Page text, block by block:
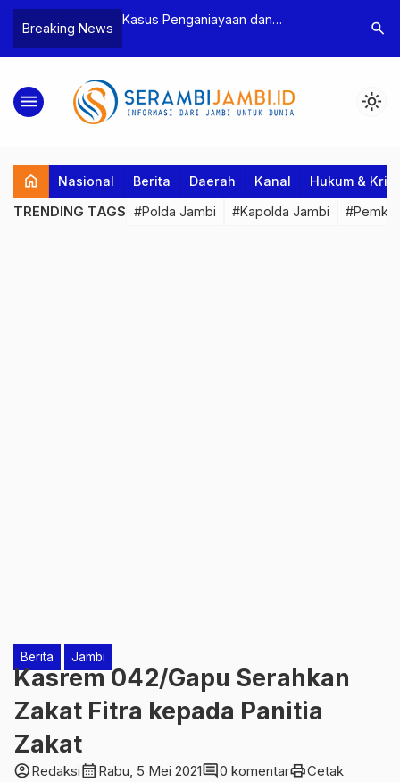
Breaking News
Kasus Penganiayaan dan
Pengancaman Ketua BPD, Polres
Tebo Tetapkan Dua Tersangka
Polres Tebo
Dua Pelaku
search
menu light_mode
home Nasional Berita Daerah Kanal Hukum &
TRENDING TAGS #Polda Jambi #Kapolda Jambi
Berita Jambi
Kasrem 042/Gapu Serahkan
Zakat Fitra kepada Panitia
Zakat
account_circleRedaksicalendar_month Rabu, 5 Mei 2021comment0 komentarprintCetak